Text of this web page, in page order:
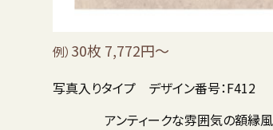
例） 30枚 7,772円～
写真入りタイプ デザイン番号：F412
アンティークな雰囲気の額縁風